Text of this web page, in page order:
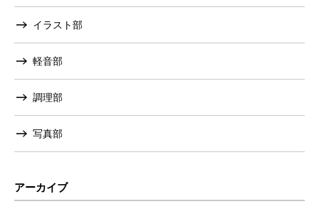
イラスト部
軽音部
調理部
写真部
アーカイブ